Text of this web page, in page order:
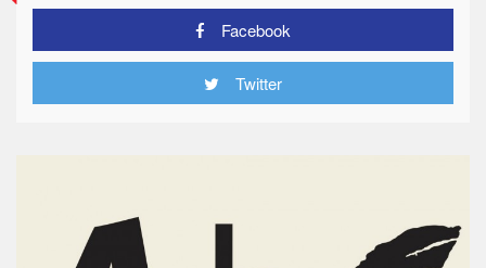
Facebook
Twitter